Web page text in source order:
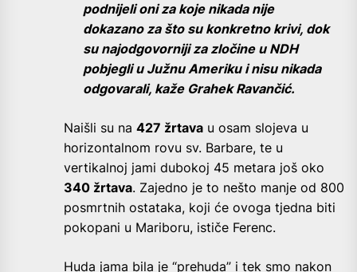
podnijeli oni za koje nikada nije
dokazano za što su konkretno krivi, dok
su najodgovorniji za zločine u NDH
pobjegli u Južnu Ameriku i nisu nikada
odgovarali, kaže Grahek Ravančić.
Naišli su na 427 žrtava u osam slojeva u
horizontalnom rovu sv. Barbare, te u
vertikalnoj jami dubokoj 45 metara još oko
340 žrtava. Zajedno je to nešto manje od 800
posmrtnih ostataka, koji će ovoga tjedna biti
pokopani u Mariboru, ističe Ferenc.
Huda jama bila je “prehuda” i tek smo nakon